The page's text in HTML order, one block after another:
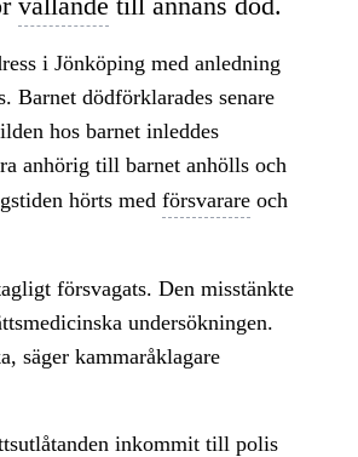
i Jönköping med anledning
Barnet dödförklarades senare
hos barnet inleddes
anhörig till barnet anhölls och
hörts med försvarareoch
försvagats. Den misstänkte
undersökningen.
säger kammaråklagare
inkommit till polis